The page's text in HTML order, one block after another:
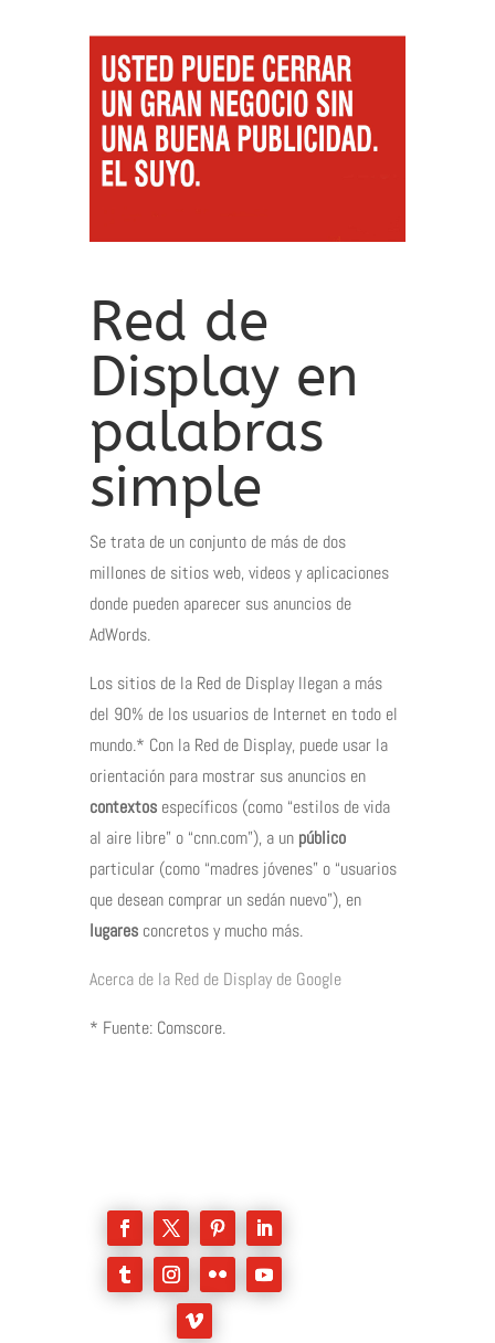
Red de
Display en
palabras
simple
Se trata de un conjunto de más de dos
millones de sitios web, videos y aplicaciones
donde pueden aparecer sus anuncios de
AdWords.
Los sitios de la Red de Display llegan a más
del 90% de los usuarios de Internet en todo el
mundo.* Con la Red de Display, puede usar la
orientación para mostrar sus anuncios en
contextosespecíficos (como “estilos de vida
al aire libre” o “cnn.com”), a un público
particular (como “madres jóvenes” o “usuarios
que desean comprar un sedán nuevo”), en
lugaresconcretos y mucho más.
Acerca de la Red de Display de Google
* Fuente: Comscore.